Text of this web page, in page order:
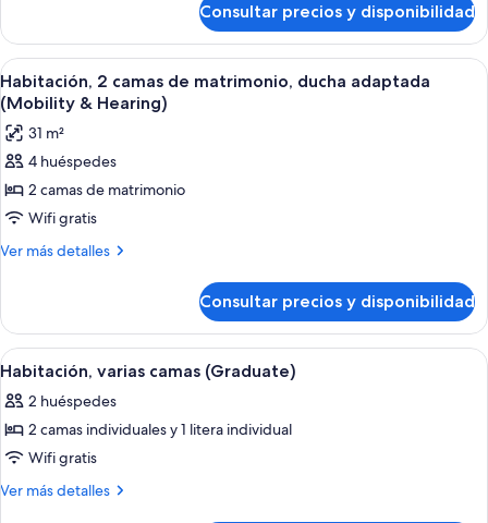
grande,
ducha
adaptada
(Mobility
&
Hearing)
1
cama
de
matrimonio
grande,
ducha
adaptada
&
Hearing)
Consultar precios y disponibilidad
Abrir
todas
las
fotos
de
Habitación,
2
camas
ducha
adaptada
(Mobility
&
Hearing)
Ropa de cama de alta calidad y
7
Habitación, 2 camas de matrimonio, ducha adaptada
(Mobility & Hearing)
31 m²
4 huéspedes
2 camas de matrimonio
Wifi gratis
Ver más detalles
Más
2
camas
de
ducha
adaptada
&
Hearing)
Consultar precios y disponibilidad
Abrir
todas
las
fotos
de
Habitación,
Ropa de cama de alta calidad y
12
Habitación, varias camas (Graduate)
2 huéspedes
2 camas individuales y 1 litera individual
Wifi gratis
Ver más detalles
Más